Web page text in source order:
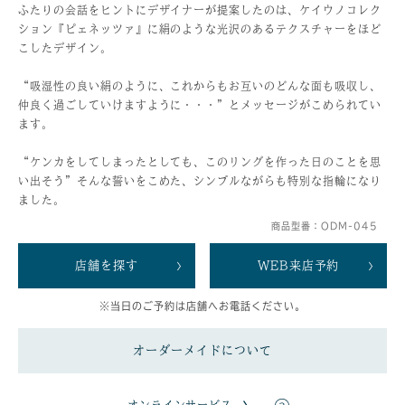
ふたりの会話をヒントにデザイナーが提案したのは、ケイウノコレク
ション『ピェネッツァ』に絹のような光沢のあるテクスチャーをほど
こしたデザイン。
“吸湿性の良い絹のように、これからもお互いのどんな面も吸収し、
仲良く過ごしていけますように・・・”とメッセージがこめられてい
ます。
“ケンカをしてしまったとしても、このリングを作った日のことを思
い出そう”そんな誓いをこめた、シンプルながらも特別な指輪になり
ました。
商品型番：ODM-045
店舗を探す WEB来店予約
※当日のご予約は店舗へお電話ください。
オーダーメイドについて